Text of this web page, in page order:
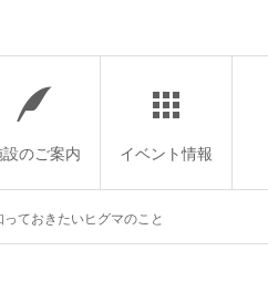
のご案内 イベント情報
ておきたいヒグマのこと